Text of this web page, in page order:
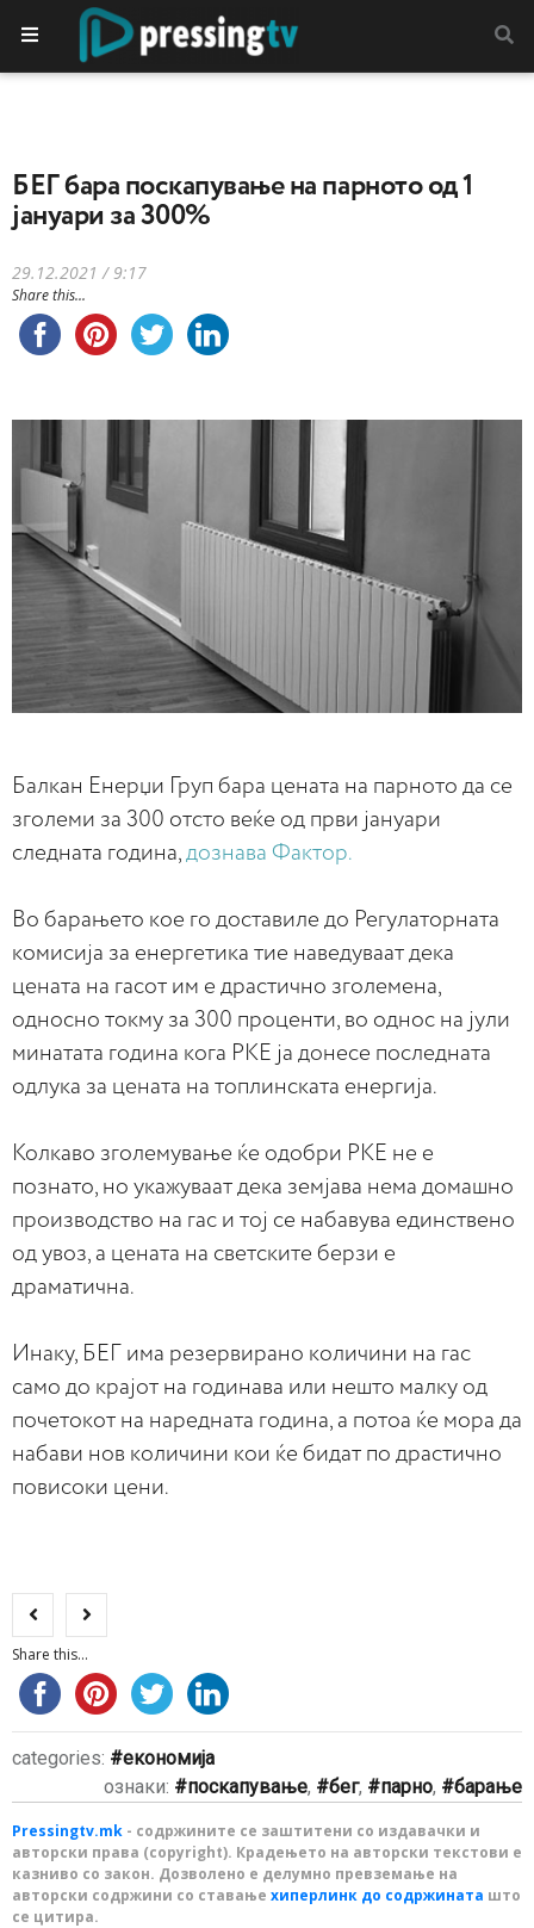
БЕГ бара поскапување на парното од 1
јануари за 300%
29.12.2021 / 9:17
Share this...
Балкан Енерџи Груп бара цената на парното да се
зголеми за 300 отсто веќе од први јануари
следната година, дознава Фактор.
Во барањето кое го доставиле до Регулаторната
комисија за енергетика тие наведуваат дека
цената на гасот им е драстично зголемена,
односно токму за 300 проценти, во однос на јули
минатата година кога РКЕ ја донесе последната
одлука за цената на топлинската енергија.
Колкаво зголемување ќе одобри РКЕ не е
познато, но укажуваат дека земјава нема домашно
производство на гас и тој се набавува единствено
од увоз, а цената на светските берзи е
драматична.
Инаку, БЕГ има резервирано количини на гас
само до крајот на годинава или нешто малку од
почетокот на наредната година, а потоа ќе мора да
набави нов количини кои ќе бидат по драстично
повисоки цени.
Share this...
categories:
економија
ознаки:
поскапување, бег, парно, барање
Pressingtv.mk - содржините се заштитени со издавачки и
авторски права (copyright). Крадењето на авторски текстови е
казниво со закон. Дозволено е делумно превземање на
авторски содржини со ставање хиперлинк до содржината што
се цитира.